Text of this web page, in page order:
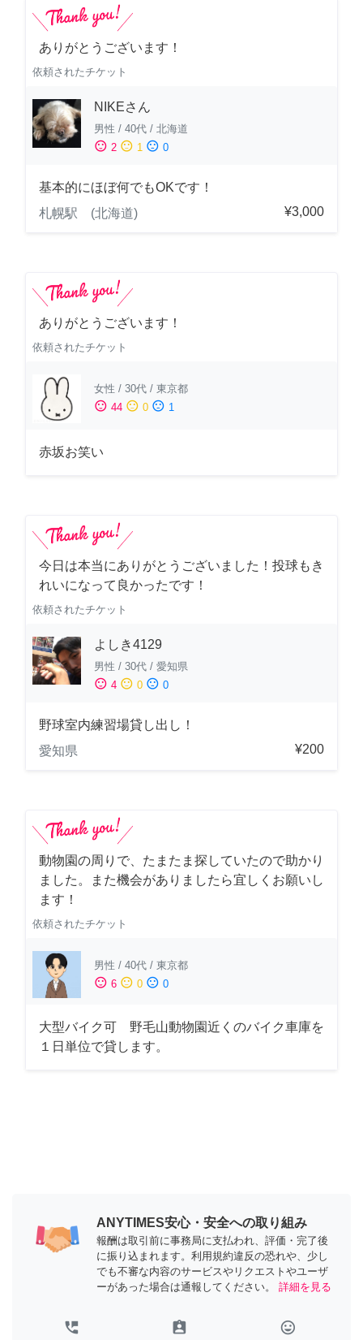
ありがとうございます！
依頼されたチケット
NIKEさん
男性 / 40代 / 北海道
sentiment_satisfied 2 sentiment_neutral 1 sentiment_dissatisfied 0
基本的にほぼ何でもOKです！
札幌駅 (北海道)
¥3,000
ありがとうございます！
依頼されたチケット
女性 / 30代 / 東京都
sentiment_satisfied 44 sentiment_neutral 0 sentiment_dissatisfied 1
赤坂お笑い
今日は本当にありがとうございました！投球もき
れいになって良かったです！
依頼されたチケット
よしき4129
男性 / 30代 / 愛知県
sentiment_satisfied 4 sentiment_neutral 0 sentiment_dissatisfied 0
野球室内練習場貸し出し！
愛知県
¥200
動物園の周りで、たまたま探していたので助かり
ました。また機会がありましたら宜しくお願いし
ます！
依頼されたチケット
男性 / 40代 / 東京都
sentiment_satisfied 6 sentiment_neutral 0 sentiment_dissatisfied 0
大型バイク可 野毛山動物園近くのバイク車庫を
１日単位で貸します。
ANYTIMES安心・安全への取り組み
報酬は取引前に事務局に支払われ、評価・完了後
に振り込まれます。利用規約違反の恐れや、少し
でも不審な内容のサービスやリクエストやユーザ
ーがあった場合は通報してください。
詳細を見る
perm_phone_msg assignment_ind tag_faces